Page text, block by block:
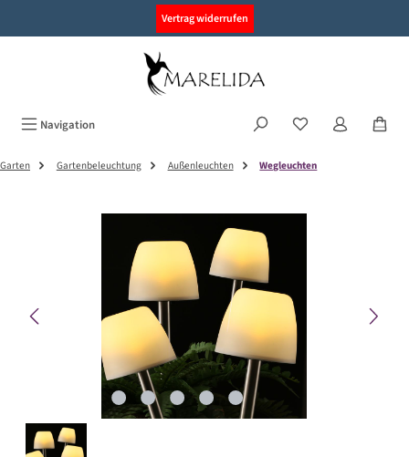
Vertrag widerrufen
Navigation
Garten Gartenbeleuchtung Außenleuchten Wegleuchten